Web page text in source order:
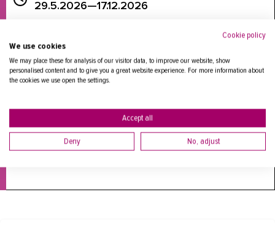
29.5.2026—17.12.2026
Ammattikuljettajan ensiapu, syventävä osa
Hakuaika:
29.5.2026—17.12.2026
Cookie policy
We use cookies
We may place these for analysis of our visitor data, to improve our website, show
personalised content and to give you a great website experience. For more information about
the cookies we use open the settings.
Accept all
Deny No, adjust